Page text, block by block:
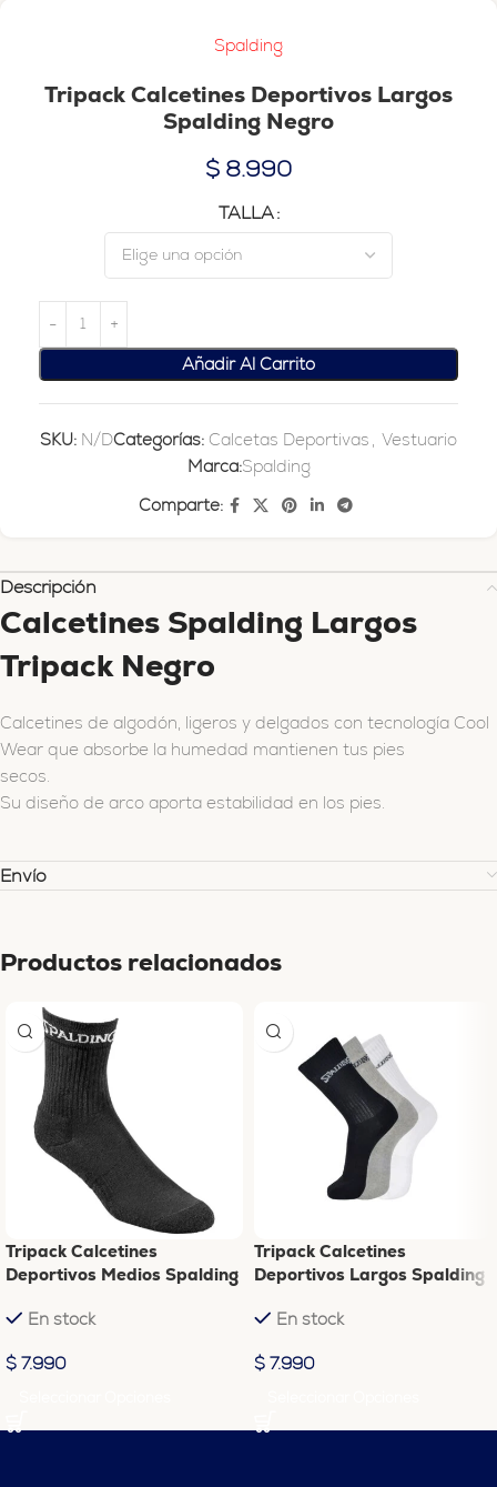
Spalding
Tripack Calcetines Deportivos Largos
Spalding Negro
$ 8.990
TALLA
Añadir Al Carrito
SKU: N/DCategorías: Calcetas Deportivas
Vestuario
Marca:Spalding
Comparte:
Descripción
Calcetines Spalding Largos
Tripack Negro
Calcetines de algodón, ligeros y delgados con tecnología Cool
Wear que absorbe la humedad mantienen tus pies
secos.
Su diseño de arco aporta estabilidad en los pies.
Envío
Productos relacionados
Tripack Calcetines
Deportivos Medios Spalding
En stock
$ 7.990
Tripack Calcetines
Deportivos Largos Spalding
En stock
$ 7.990